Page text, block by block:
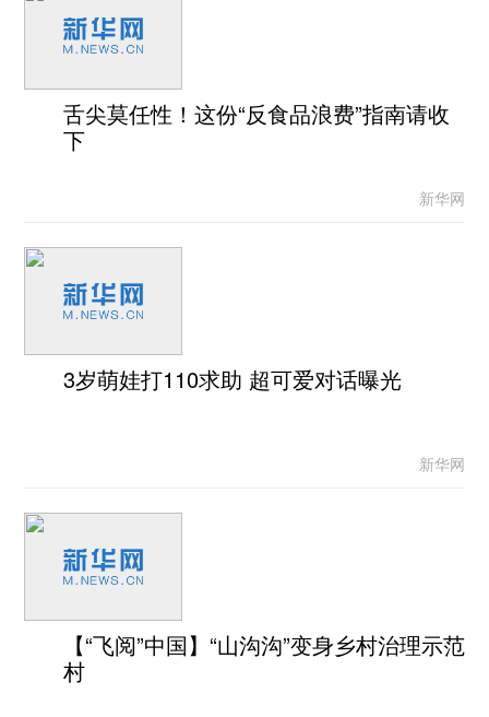
舌尖莫任性！这份“反食品浪费”指南请收
下
新华网
3岁萌娃打110求助 超可爱对话曝光
新华网
【“飞阅”中国】“山沟沟”变身乡村治理示范
村